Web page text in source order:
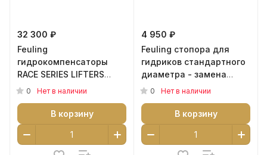
32 300 ₽
Feuling
гидрокомпенсаторы
RACE SERIES LIFTERS
Oversize +.0015 OD для
- 22 - артикул 4052
0 Нет в наличии
В корзину
4 950 ₽
Feuling стопора для
гидриков стандартного
диаметра - замена
0 Нет в наличии
В корзину